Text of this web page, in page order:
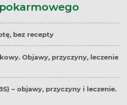
bez recepty
Objawy, przyczyny, leczenie
– objawy, przyczyny i leczenie.